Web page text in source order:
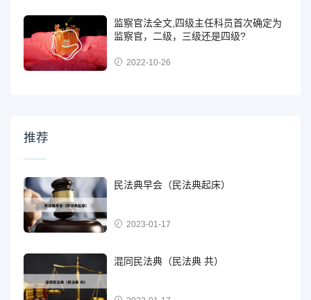
监察官法全文,四级主任科员首次确定为
监察官，二级，三级还是四级?
2022-10-26
推荐
民法典早会（民法典起床）
2023-01-17
混同民法典（民法典 共）